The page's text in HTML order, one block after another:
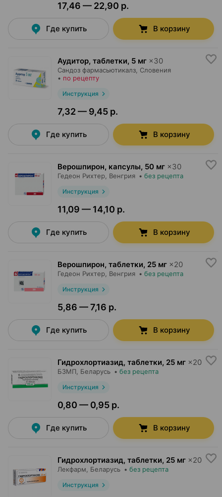
17,46 — 22,90 р.
Где купить В корзину
Аудитор, таблетки, 5 мг ×30
Сандоз фармасьютикалз , Словения
• по рецепту
Инструкция
7,32 — 9,45 р.
Где купить В корзину
Верошпирон, капсулы, 50 мг ×30
Гедеон Рихтер , Венгрия • без рецепта
Инструкция
11,09 — 14,10 р.
Где купить В корзину
Верошпирон, таблетки, 25 мг ×20
Гедеон Рихтер , Венгрия • без рецепта
Инструкция
5,86 — 7,16 р.
Где купить В корзину
Гидрохлортиазид, таблетки, 25 мг ×20
БЗМП , Беларусь • без рецепта
Инструкция
0,80 — 0,95 р.
Где купить В корзину
Гидрохлортиазид, таблетки, 25 мг ×20
Лекфарм , Беларусь • без рецепта
Инструкция